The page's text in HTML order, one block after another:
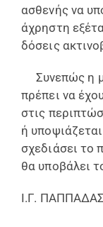
ασθενής να
άχρηστη
δόσεις
Συνεπώς η
πρέπει να
στις
ή
σχεδιάσει το
θα υποβάλει
Ι.Γ. ΠΑΠΠΑΔΑΣ